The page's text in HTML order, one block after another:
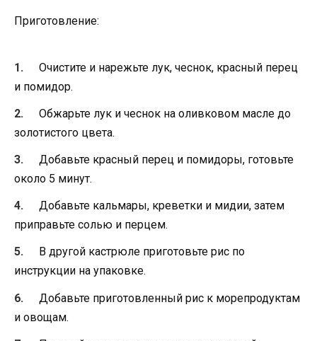
Приготовление:
Очистите и нарежьте лук, чеснок, красный перец
и помидор.
Обжарьте лук и чеснок на оливковом масле до
золотистого цвета.
Добавьте красный перец и помидоры, готовьте
около 5 минут.
Добавьте кальмары, креветки и мидии, затем
приправьте солью и перцем.
В другой кастрюле приготовьте рис по
инструкции на упаковке.
Добавьте приготовленный рис к морепродуктам
и овощам.